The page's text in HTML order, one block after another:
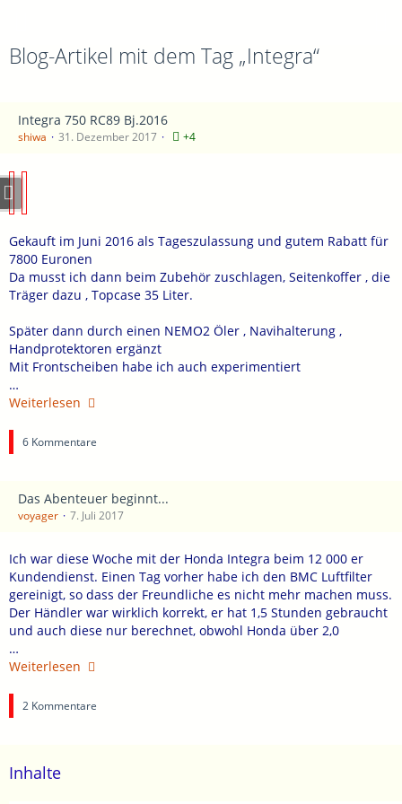
Inhalte
Blog-Artikel mit dem Tag „Integra“
Integra 750 RC89 Bj.2016
shiwa 31. Dezember 2017 +4
Gekauft im Juni 2016 als Tageszulassung und gutem Rabatt für
7800 Euronen
Da musst ich dann beim Zubehör zuschlagen, Seitenkoffer , die
Träger dazu , Topcase 35 Liter.
Später dann durch einen NEMO2 Öler , Navihalterung ,
Handprotektoren ergänzt
Mit Frontscheiben habe ich auch experimentiert
…
Weiterlesen
6 Kommentare
Das Abenteuer beginnt...
voyager 7. Juli 2017
Ich war diese Woche mit der Honda Integra beim 12 000 er
Kundendienst. Einen Tag vorher habe ich den BMC Luftfilter
gereinigt, so dass der Freundliche es nicht mehr machen muss.
Der Händler war wirklich korrekt, er hat 1,5 Stunden gebraucht
und auch diese nur berechnet, obwohl Honda über 2,0
…
Weiterlesen
2 Kommentare